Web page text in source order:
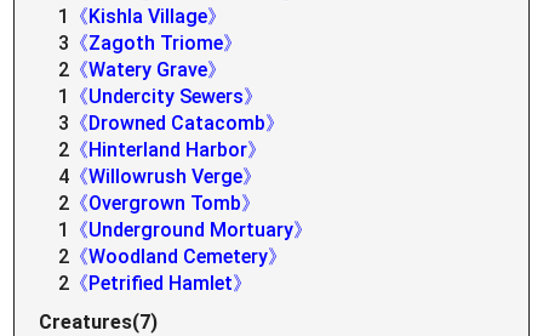
1
《Kishla Village》
3 《Zagoth Triome》
2 《Watery Grave》
1
《Undercity Sewers》
3 《Drowned Catacomb》
2 《Hinterland Harbor》
4 《Willowrush Verge》
2 《Overgrown Tomb》
1
《Underground Mortuary》
2 《Woodland Cemetery》
2 《Petrified Hamlet》
Creatures(7)